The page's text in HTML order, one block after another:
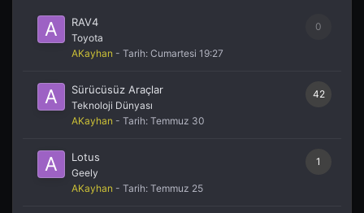
0
RAV4
Toyota
AKayhan - Tarih: Cumartesi 19:27
42
Sürücüsüz Araçlar
Teknoloji Dünyası
AKayhan - Tarih: Temmuz 30
1
Lotus
Geely
AKayhan - Tarih: Temmuz 25